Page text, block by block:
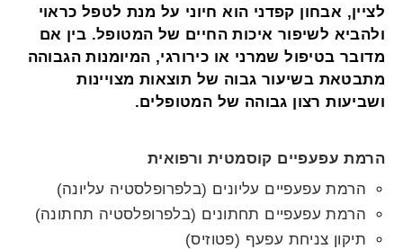
לציין, אבחון קפדני הוא חיוני על מנת לטפל כראוי
ולהביא לשיפור איכות החיים של המטופל. בין אם
מדובר בטיפול שמרני או כירורגי, המיומנות הגבוהה
מתבטאת בשיעור גבוה של תוצאות מצויינות
ושביעות רצון גבוהה של המטופלים.
הרמת עפעפיים קוסמטית ורפואית
הרמת עפעפיים עליונים (בלפרופלסטיה עליונה)
הרמת עפעפיים תחתונים (בלפרופלסטיה תחתונה)
תיקון צניחת עפעף (פטוזיס)